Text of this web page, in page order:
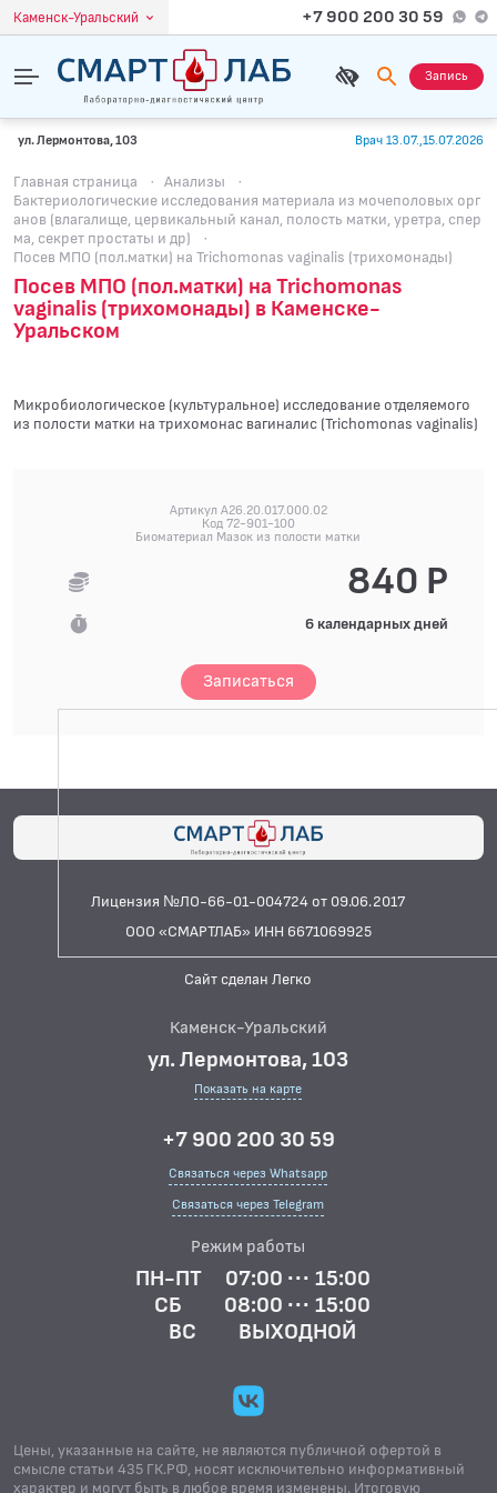
Каменск-Уральский +7 900 200 30 59
Запись
ул. Лермонтова, 103 Врач 13.07.,15.07.2026
Главная страница · Анализы
·
Бактериологические исследования материала из мочеполовых орг
анов (влагалище, цервикальный канал, полость матки, уретра, спер
ма, секрет простаты и др)
·
Посев МПО (пол.матки) на Trichomonas vaginalis (трихомонады)
Посев МПО (пол.матки) на Trichomonas
vaginalis (трихомонады) в Каменске-
Уральском
Микробиологическое (культуральное) исследование отделяемого
из полости матки на трихомонас вагиналис (Trichomonas vaginalis)
Артикул A26.20.017.000.02
Код 72-901-100
Биоматериал Мазок из полости матки
840 Р
6 календарных дней
Записаться
Лицензия №ЛО-66-01-004724 от 09.06.2017
ООО «СМАРТЛАБ» ИНН 6671069925
Сайт сделан Легко
Каменск-Уральский
ул. Лермонтова, 103
Показать на карте
+7 900 200 30 59
Связаться через Whatsapp
Связаться через Telegram
Режим работы
ПН-ПТ
07:00 ··· 15:00
СБ
08:00 ··· 15:00
ВС
ВЫХОДНОЙ
Цены, указанные на сайте, не являются публичной офертой в
смысле статьи 435 ГК.РФ, носят исключительно информативный
характер и могут быть в любое время изменены. Итоговую